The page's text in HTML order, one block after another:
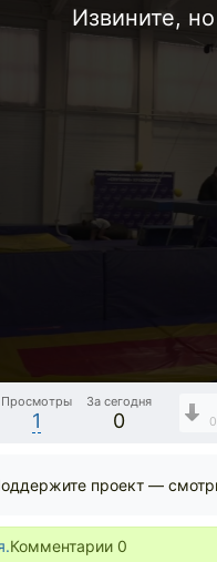
Извините,
Просмотры
1
За сегодня
0 0
проект —
Комментарии 0